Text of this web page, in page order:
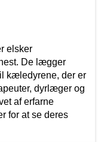
elsker
De lægger
kæledyrene, der er
dyrlæger og
af erfarne
for at se deres